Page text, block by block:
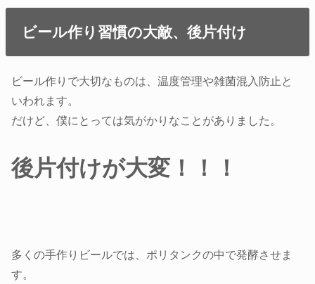
ビール作り習慣の大敵、後片付け
ビール作りで大切なものは、温度管理や雑菌混入防止と
いわれます。
だけど、僕にとっては気がかりなことがありました。
後片付けが大変！！！
多くの手作りビールでは、ポリタンクの中で発酵させま
す。